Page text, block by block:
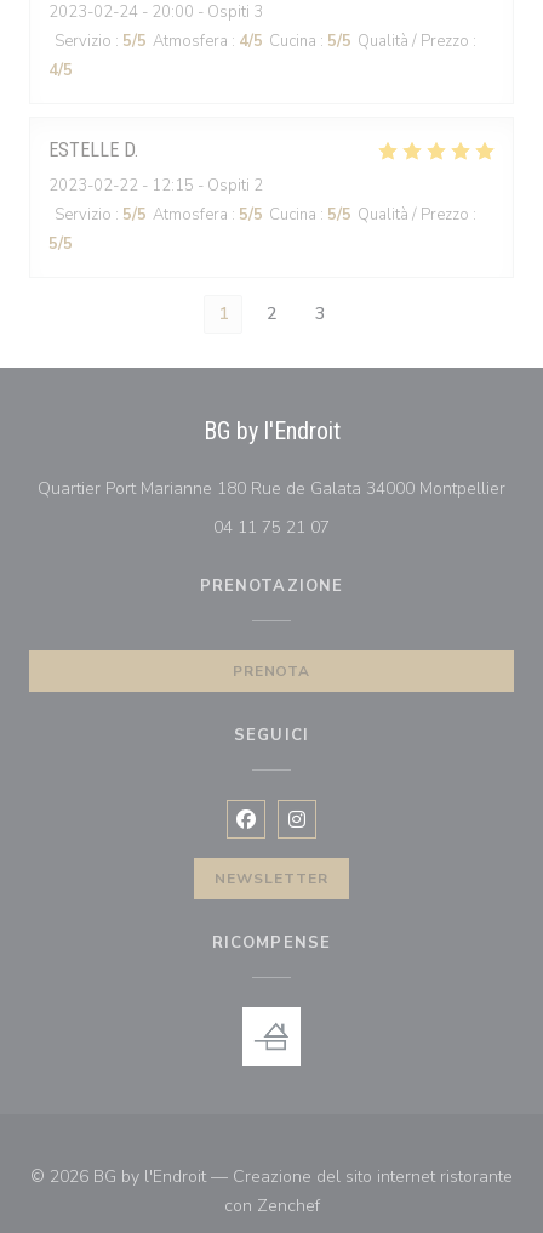
2023-02-24 - 20:00 - Ospiti 3
Servizio : 5/5 Atmosfera : 4/5 Cucina : 5/5 Qualità / Prezzo :
4/5
ESTELLE D
2023-02-22 - 12:15 - Ospiti 2
Servizio : 5/5 Atmosfera : 5/5 Cucina : 5/5 Qualità / Prezzo :
5/5
1 2 3
BG by l'Endroit
Quartier Port Marianne 180 Rue de Galata 34000 Montpellier
04 11 75 21 07
PRENOTAZIONE
PRENOTA
SEGUICI
Facebook ((apre una nuova
Instagram ((apre una nuova
NEWSLETTER
RICOMPENSE
© 2026 BG by l'Endroit — Creazione del sito internet ristorante
con Zenchef((apre una nuova finestra))